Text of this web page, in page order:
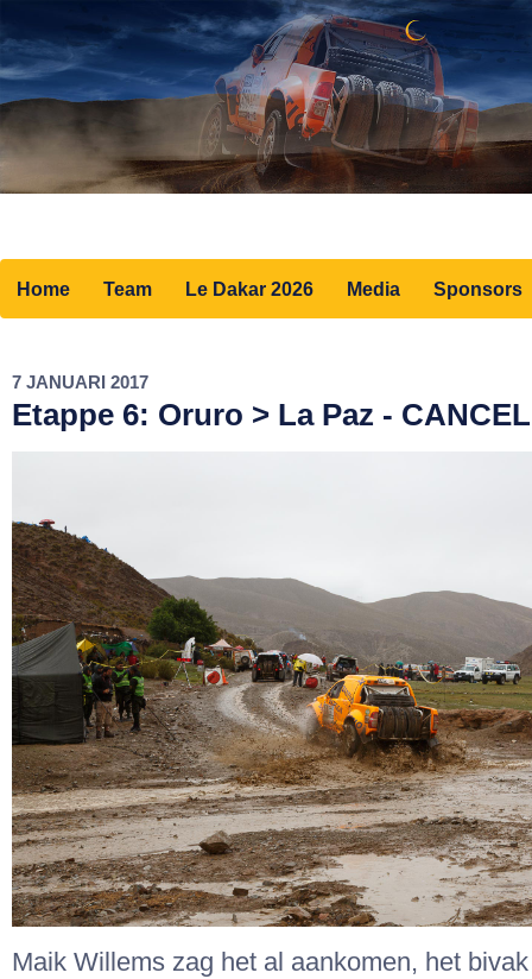
Home Team Le Dakar 2026 Media Sponsors
7 JANUARI 2017
Etappe 6: Oruro > La Paz -
Maik Willems zag het al aankomen, het